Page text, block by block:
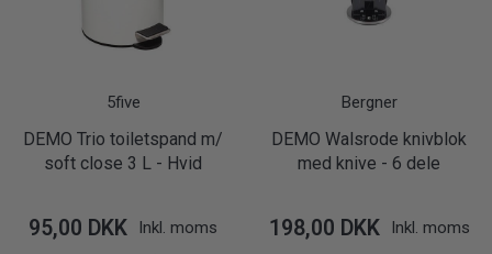
5five
DEMO Trio toiletspand m/
soft close 3 L - Hvid
95,00 DKK Inkl. moms
Bergner
DEMO Walsrode knivblok
med knive - 6 dele
198,00 DKK Inkl. moms